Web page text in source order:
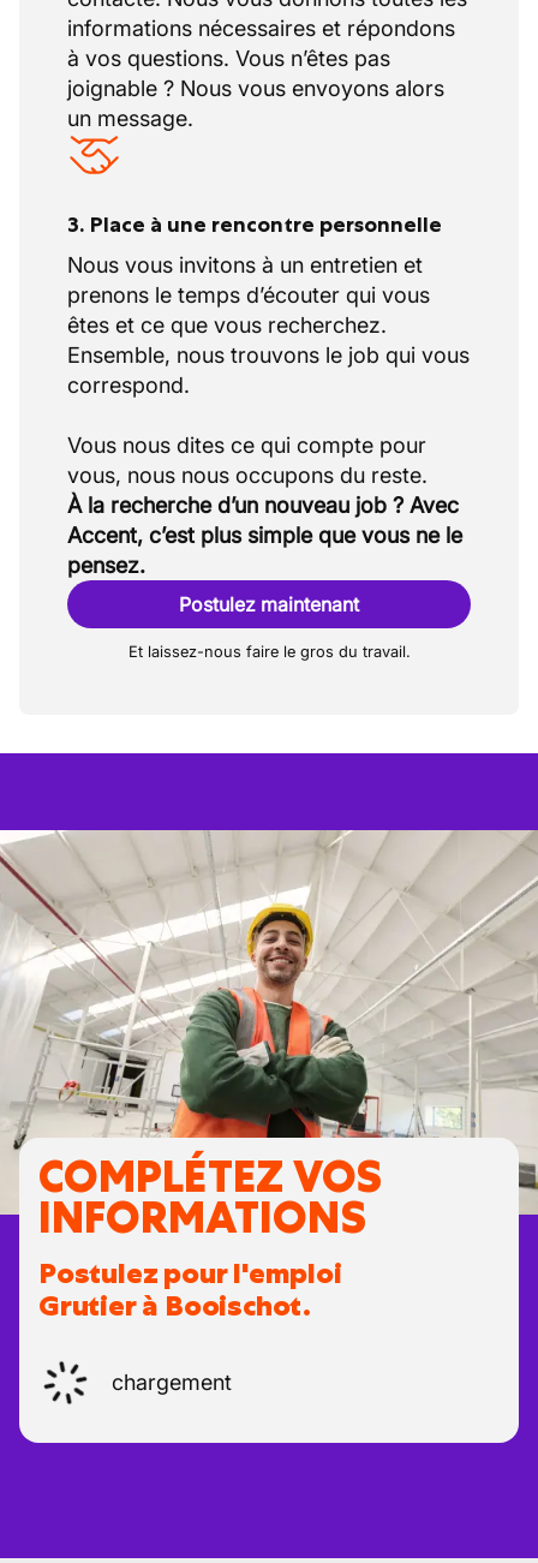
Travailler avec du matériel solide et à
jour.
Possibilités réelles d'évolution au sein de
l'organisation.
Projets dans la région de Booischot et à
Assurance hospitalisation.
Activités d'équipe agréables.
Un emploi à temps plein de 40 heures par
semaine.
Véritable travail d'équipe sur le chantier :
communication claire, respect pour
Ambiance ouverte entre collègues : ça
doit avancer, mais aussi être agréable.
Travailler pour un acteur important et
stable avec une vision d'avenir : vous
contribuez ici à une infrastructure
informations nécessaires et répondons
à vos questions. Vous n’êtes pas
joignable ? Nous vous envoyons alors
un message.
3. Place à une rencontre personnelle
Nous vous invitons à un entretien et
prenons le temps d’écouter qui vous
êtes et ce que vous recherchez.
Ensemble, nous trouvons le job qui vous
correspond.
Vous nous dites ce qui compte pour
À la recherche d’un nouveau job ? Avec
Accent, c’est plus simple que vous ne le
pensez.
Postulez maintenant
Et laissez-nous faire le gros du travail.
COMPLÉTEZ VOS
INFORMATIONS
Postulez pour l'emploi
Grutier à Booischot.
chargement